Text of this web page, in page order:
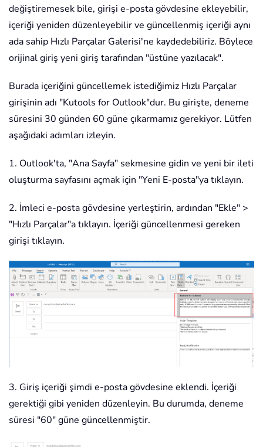
değiştiremesek bile, girişi e-posta gövdesine ekleyebilir,
içeriği yeniden düzenleyebilir ve güncellenmiş içeriği aynı
ada sahip Hızlı Parçalar Galerisi'ne kaydedebiliriz. Böylece
orijinal giriş yeni giriş tarafından "üstüne yazılacak".
Burada içeriğini güncellemek istediğimiz Hızlı Parçalar
girişinin adı "Kutools for Outlook"dur. Bu girişte, deneme
süresini 30 günden 60 güne çıkarmamız gerekiyor. Lütfen
aşağıdaki adımları izleyin.
1. Outlook'ta, "Ana Sayfa" sekmesine gidin ve yeni bir ileti
oluşturma sayfasını açmak için "Yeni E-posta"ya tıklayın.
2. İmleci e-posta gövdesine yerleştirin, ardından "Ekle" >
"Hızlı Parçalar"a tıklayın. İçeriği güncellenmesi gereken
girişi tıklayın.
3. Giriş içeriği şimdi e-posta gövdesine eklendi. İçeriği
gerektiği gibi yeniden düzenleyin. Bu durumda, deneme
süresi "60" güne güncellenmiştir.